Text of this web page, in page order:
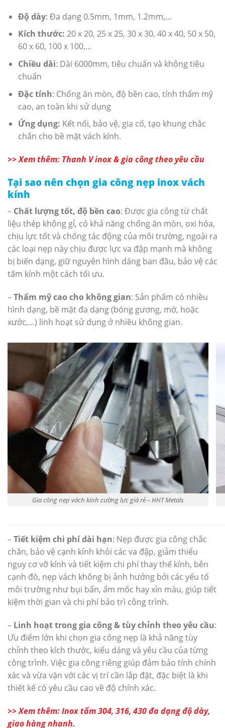
Độ dày: Đa dạng 0.5mm, 1mm, 1.2mm,…
Kích thước: 20 x 20, 25 x 25, 30 x 30, 40 x 40, 50 x 50,
60 x 60, 100 x 100,…
Chiều dài: Dài 6000mm, tiêu chuẩn và không tiêu
chuẩn
Đặc tính: Chống ăn mòn, độ bền cao, tính thẩm mỹ
cao, an toàn khi sử dụng
Ứng dụng: Kết nối, bảo vệ, gia cố, tạo khung chắc
chắn cho bề mặt vách kính.
>> Xem thêm: Thanh V inox & gia công theo yêu cầu
Tại sao nên chọn gia công nẹp inox vách
kính
– Chất lượng tốt, độ bền cao: Được gia công từ chất
liệu thép không gỉ, có khả năng chống ăn mòn, oxi hóa,
chịu lực tốt và chống tác động của môi trường, ngoài ra
các loại nẹp này chịu được lực va đập mạnh mà không
bị biến dạng, giữ nguyên hình dáng ban đầu, bảo vệ các
tấm kính một cách tối ưu.
–Thẩm mỹ cao cho không gian: Sản phẩm có nhiều
hình dạng, bề mặt đa dạng (bóng gương, mờ, hoặc
xước,…) linh hoạt sử dụng ở nhiều không gian.
Gia công nẹp vách kính cường lực giá rẻ – HHT Metals
–Tiết kiệm chi phí dài hạn: Nẹp được gia công chắc
chắn, bảo vệ cạnh kính khỏi các va đập, giảm thiểu
nguy cơ vỡ kính và tiết kiệm chi phí thay thế kính, bên
cạnh đó, nẹp vách không bị ảnh hưởng bởi các yếu tố
môi trường như bụi bẩn, ẩm mốc hay xỉn màu, giúp tiết
kiệm thời gian và chi phí bảo trì công trình.
– Linh hoạt trong gia công & tùy chỉnh theo yêu cầu:
Ưu điểm lớn khi chọn gia công nẹp là khả năng tùy
chỉnh theo kích thước, kiểu dáng và yêu cầu của từng
công trình. Việc gia công riêng giúp đảm bảo tính chính
xác và vừa vặn với các vị trí cần lắp đặt, đặc biệt là khi
thiết kế có yêu cầu cao về độ chính xác.
>> Xem thêm: Inox tấm 304, 316, 430 đa dạng độ dày,
giao hàng nhanh.